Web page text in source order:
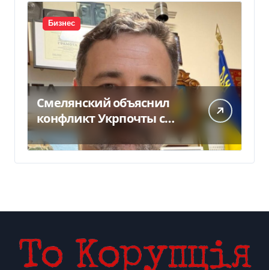
Бизнес
Смелянский объяснил
конфликт Укрпочты с
НБУ из-за платежек